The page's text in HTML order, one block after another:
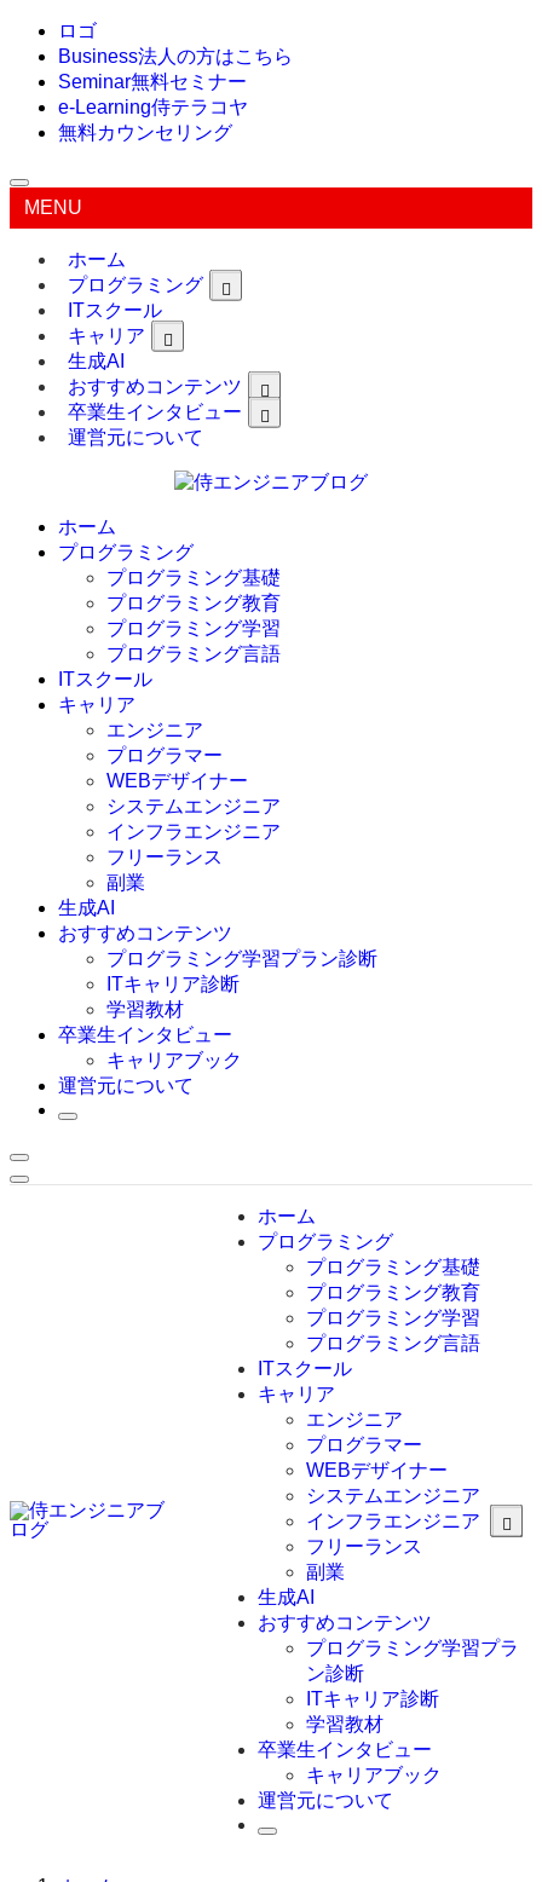
ロゴ
Business法人の方はこちら
Seminar無料セミナー
e-Learning侍テラコヤ
無料カウンセリング
MENU
ホーム
プログラミング
ITスクール
キャリア
生成AI
おすすめコンテンツ
卒業生インタビュー
運営元について
ホーム
プログラミング
プログラミング基礎
プログラミング教育
プログラミング学習
プログラミング言語
C言語
C#
VBA
Go言語
Kotlin
Java
JavaScript
Swift
Ruby
その他言語
ITスクール
キャリア
エンジニア
プログラマー
WEBデザイナー
システムエンジニア
インフラエンジニア
フリーランス
副業
生成AI
おすすめコンテンツ
プログラミング学習プラン診断
ITキャリア診断
学習教材
卒業生インタビュー
キャリアブック
運営元について
ホーム
プログラミング
プログラミング基礎
プログラミング教育
プログラミング学習
プログラミング言語
C言語
C#
VBA
Go言語
Kotlin
Java
JavaScript
Swift
Ruby
ITスクール
キャリア
エンジニア
プログラマー
WEBデザイナー
システムエンジニア
インフラエンジニア
フリーランス
副業
生成AI
おすすめコンテンツ
プログラミング学習プラ
ン診断
ITキャリア診断
学習教材
卒業生インタビュー
キャリアブック
運営元について